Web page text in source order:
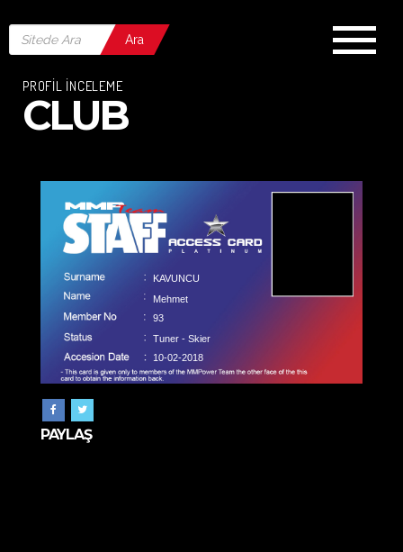
Ara
PROFİL İNCELEME
CLUB
KAVUNCU
Mehmet
93
Tuner - Skier
10-02-2018
PAYLAŞ